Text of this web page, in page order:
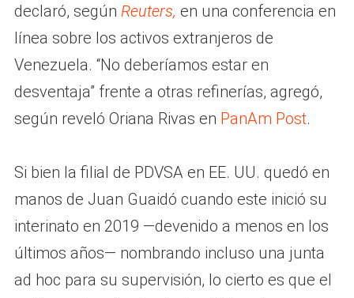
declaró, según Reuters, en una conferencia en
línea sobre los activos extranjeros de
Venezuela. “No deberíamos estar en
desventaja” frente a otras refinerías, agregó,
según reveló Oriana Rivas en PanAm Post.
Si bien la filial de PDVSA en EE. UU. quedó en
manos de Juan Guaidó cuando este inició su
interinato en 2019 —devenido a menos en los
últimos años— nombrando incluso una junta
ad hoc para su supervisión, lo cierto es que el